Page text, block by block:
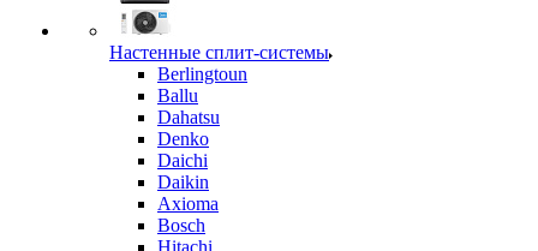
Настенные сплит-системы
Berlingtoun
Ballu
Dahatsu
Denko
Daichi
Daikin
Axioma
Bosch
Hitachi